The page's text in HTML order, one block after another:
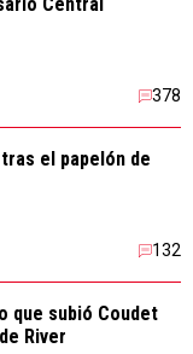
378
el papelón de
132
que subió Coudet
River